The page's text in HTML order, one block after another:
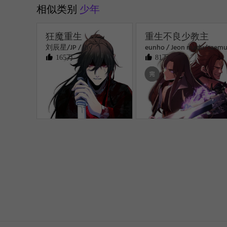
相似类别 少年
狂魔重生
刘辰星/JP / Ihy
165万
重生不良少教主
eunho / Jeon madu/zaemu
81万